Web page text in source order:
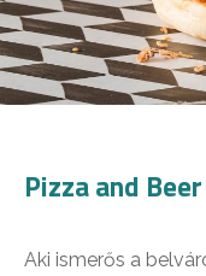
Pizza and Beer
Aki ismerős a